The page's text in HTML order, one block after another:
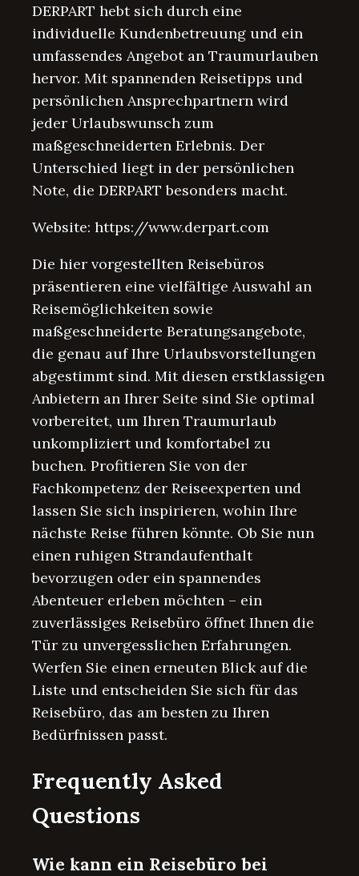
DERPART hebt sich durch eine
individuelle Kundenbetreuung und ein
umfassendes Angebot an Traumurlauben
hervor. Mit spannenden Reisetipps und
persönlichen Ansprechpartnern wird
jeder Urlaubswunsch zum
maßgeschneiderten Erlebnis. Der
Unterschied liegt in der persönlichen
Note, die DERPART besonders macht.
Website: https://www.derpart.com
Die hier vorgestellten Reisebüros
präsentieren eine vielfältige Auswahl an
Reisemöglichkeiten sowie
maßgeschneiderte Beratungsangebote,
die genau auf Ihre Urlaubsvorstellungen
abgestimmt sind. Mit diesen erstklassigen
Anbietern an Ihrer Seite sind Sie optimal
vorbereitet, um Ihren Traumurlaub
unkompliziert und komfortabel zu
buchen. Profitieren Sie von der
Fachkompetenz der Reiseexperten und
lassen Sie sich inspirieren, wohin Ihre
nächste Reise führen könnte. Ob Sie nun
einen ruhigen Strandaufenthalt
bevorzugen oder ein spannendes
Abenteuer erleben möchten – ein
zuverlässiges Reisebüro öffnet Ihnen die
Tür zu unvergesslichen Erfahrungen.
Werfen Sie einen erneuten Blick auf die
Liste und entscheiden Sie sich für das
Reisebüro, das am besten zu Ihren
Bedürfnissen passt.
Frequently Asked
Questions
Wie kann ein Reisebüro bei